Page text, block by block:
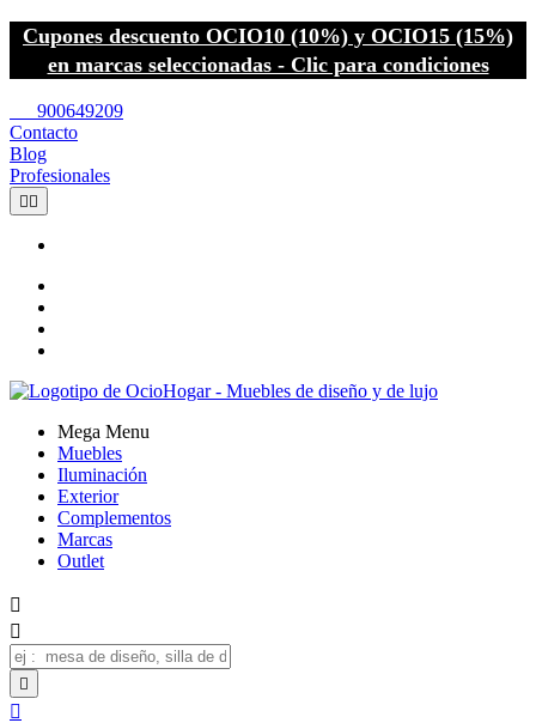
Cupones descuento OCIO10 (10%) y OCIO15 (15%)
en marcas seleccionadas - Clic para condiciones
900649209
Contacto
Blog
Profesionales
 
Mega Menu
Muebles
Iluminación
Exterior
Complementos
Marcas
Outlet



